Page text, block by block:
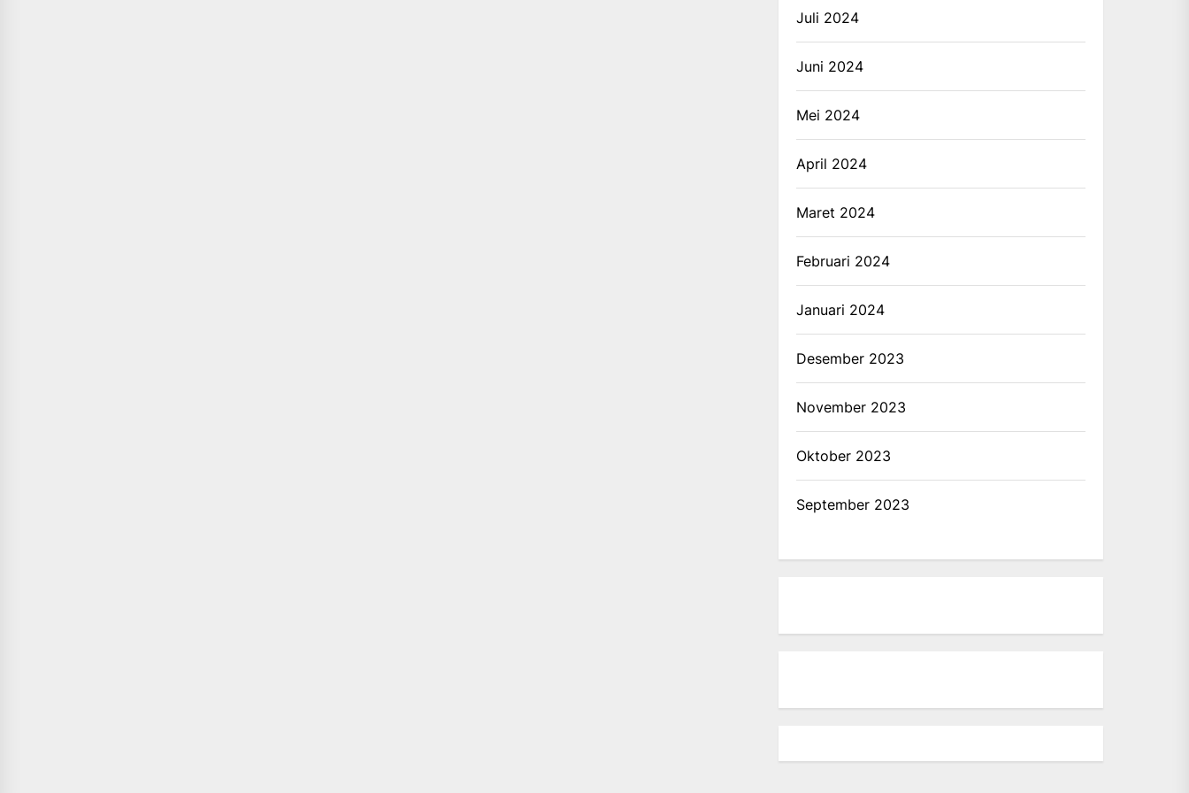
Juli 2024
Juni 2024
Mei 2024
April 2024
Maret 2024
Februari 2024
Januari 2024
Desember 2023
November 2023
Oktober 2023
September 2023